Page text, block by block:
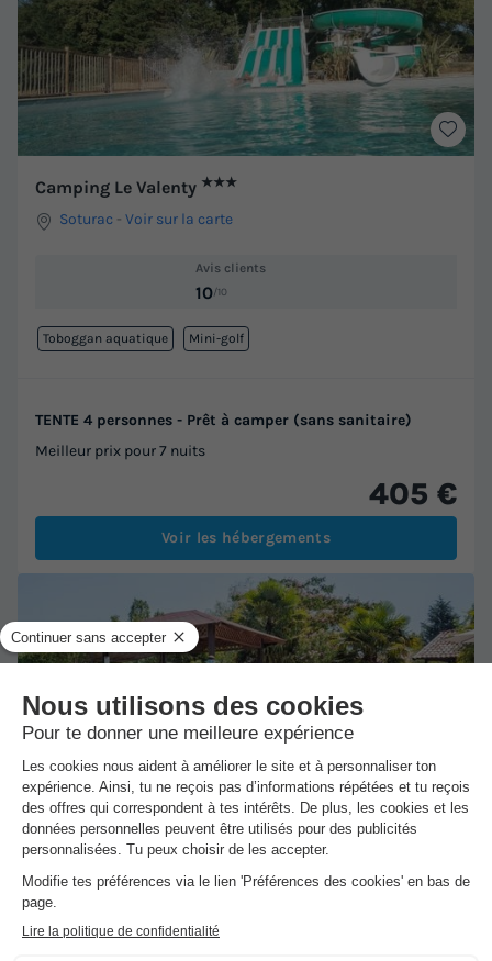
Camping Le Valenty ★★★
Soturac -Voir sur la carte
Avis clients
10/10
Toboggan aquatique Mini-golf
TENTE 4 personnes - Prêt à camper (sans sanitaire)
Meilleur prix pour 7 nuits
405 €
Voir les hébergements
Les Chalets De Fiolles ★★★★
Brens-Voir sur la carte
Avis clients